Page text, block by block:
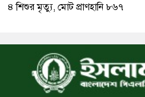
৪ শিশুর মৃত্যু, মোট প্রাণহানি ৮৬৭